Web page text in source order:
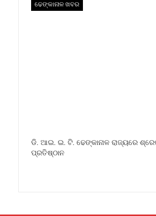
ଢେଙ୍କାନାଳ ଖବର
ଡି. ଆଇ. ଇ. ଟି. ଢେଙ୍କାନାଳ ରାଜ୍ୟରେ
ପ୍ରତିଷ୍ଠାନ